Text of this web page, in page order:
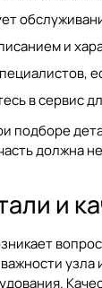
и
всервис
подборе
должна
и
важности